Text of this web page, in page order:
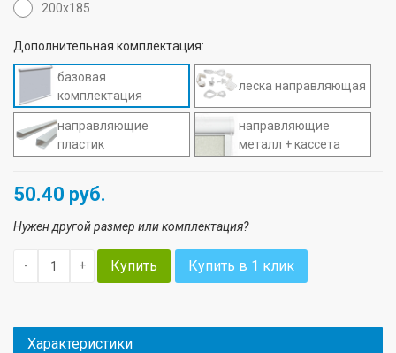
200х185
Дополнительная комплектация:
базовая
комплектация
леска направляющая
нaправляющие
плaстик
направляющие
металл + кассета
50.40 руб.
Нужен другой размер или комплектация?
- + Купить Купить в 1 клик
Характеристики